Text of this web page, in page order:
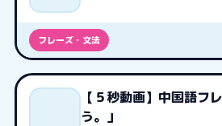
フレーズ・文法
【５秒動画】中国語フ
う。」